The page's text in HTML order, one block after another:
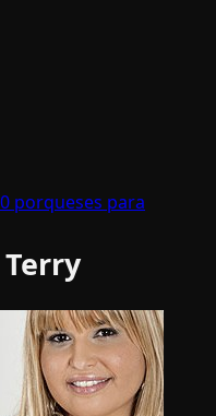
0 porqueses para
Terry